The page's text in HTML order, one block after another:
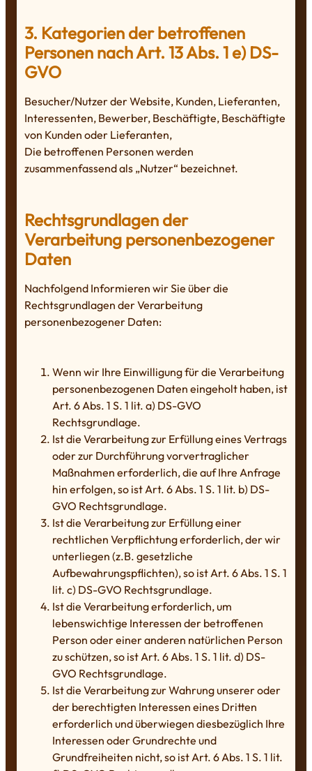
3. Kategorien der betroffenen
Personen nach Art. 13 Abs. 1 e) DS-
GVO
Besucher/Nutzer der Website, Kunden, Lieferanten,
Interessenten, Bewerber, Beschäftigte, Beschäftigte
von Kunden oder Lieferanten,
Die betroffenen Personen werden
zusammenfassend als „Nutzer“ bezeichnet.
Rechtsgrundlagen der
Verarbeitung personenbezogener
Daten
Nachfolgend Informieren wir Sie über die
Rechtsgrundlagen der Verarbeitung
personenbezogener Daten:
Wenn wir Ihre Einwilligung für die Verarbeitung
personenbezogenen Daten eingeholt haben, ist
Art. 6 Abs. 1 S. 1 lit. a) DS-GVO
Rechtsgrundlage.
Ist die Verarbeitung zur Erfüllung eines Vertrags
oder zur Durchführung vorvertraglicher
Maßnahmen erforderlich, die auf Ihre Anfrage
hin erfolgen, so ist Art. 6 Abs. 1 S. 1 lit. b) DS-
GVO Rechtsgrundlage.
Ist die Verarbeitung zur Erfüllung einer
rechtlichen Verpflichtung erforderlich, der wir
unterliegen (z.B. gesetzliche
Aufbewahrungspflichten), so ist Art. 6 Abs. 1 S. 1
lit. c) DS-GVO Rechtsgrundlage.
Ist die Verarbeitung erforderlich, um
lebenswichtige Interessen der betroffenen
Person oder einer anderen natürlichen Person
zu schützen, so ist Art. 6 Abs. 1 S. 1 lit. d) DS-
GVO Rechtsgrundlage.
Ist die Verarbeitung zur Wahrung unserer oder
der berechtigten Interessen eines Dritten
erforderlich und überwiegen diesbezüglich Ihre
Interessen oder Grundrechte und
Grundfreiheiten nicht, so ist Art. 6 Abs. 1 S. 1 lit.